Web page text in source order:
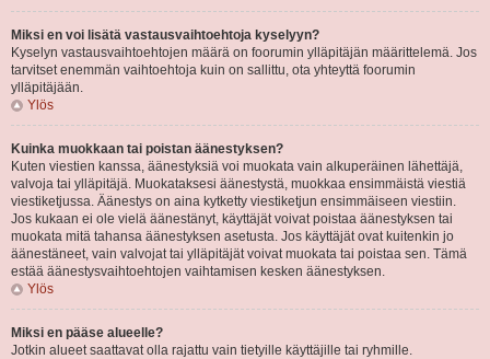
Miksi en voi lisätä vastausvaihtoehtoja kyselyyn?
Kyselyn vastausvaihtoehtojen määrä on foorumin ylläpitäjän määrittelemä. Jos
tarvitset enemmän vaihtoehtoja kuin on sallittu, ota yhteyttä foorumin
ylläpitäjään.
Ylös
Kuinka muokkaan tai poistan äänestyksen?
Kuten viestien kanssa, äänestyksiä voi muokata vain alkuperäinen lähettäjä,
valvoja tai ylläpitäjä. Muokataksesi äänestystä, muokkaa ensimmäistä viestiä
viestiketjussa. Äänestys on aina kytketty viestiketjun ensimmäiseen viestiin.
Jos kukaan ei ole vielä äänestänyt, käyttäjät voivat poistaa äänestyksen tai
muokata mitä tahansa äänestyksen asetusta. Jos käyttäjät ovat kuitenkin jo
äänestäneet, vain valvojat tai ylläpitäjät voivat muokata tai poistaa sen. Tämä
estää äänestysvaihtoehtojen vaihtamisen kesken äänestyksen.
Ylös
Miksi en pääse alueelle?
Jotkin alueet saattavat olla rajattu vain tietyille käyttäjille tai ryhmille.